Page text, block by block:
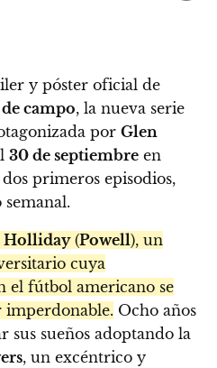
y póster oficial de
campo, la nueva serie
por Glen
30 de septiembre en
dos primeros episodios,
Holliday(Powell), un
cuya
el fútbol americano se
Ocho años
sus sueños adoptando la
, un excéntrico y